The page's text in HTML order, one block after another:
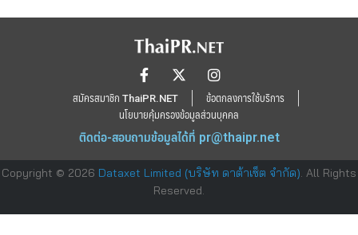
สมัครสมาชิก ThaiPR.NET
ข้อตกลงการใช้บริการ
นโยบายคุ้มครองข้อมูลส่วนบุคคล
ติดต่อ-สอบถามข้อมูลได้ที่ pr@thaipr.net
Copyright © 2026 Dataxet Limited (บริษัท ดาต้าเซ็ต จำกัด) . All Rights
Reserved.